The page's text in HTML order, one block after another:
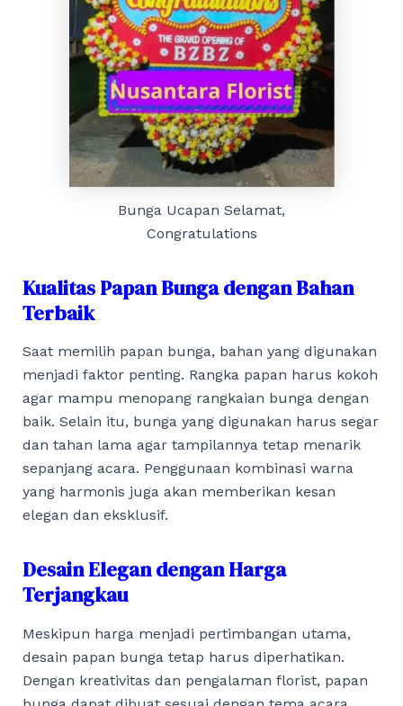
Bunga Ucapan Selamat,
Congratulations
Kualitas Papan Bunga dengan Bahan
Terbaik
Saat memilih papan bunga, bahan yang digunakan
menjadi faktor penting. Rangka papan harus kokoh
agar mampu menopang rangkaian bunga dengan
baik. Selain itu, bunga yang digunakan harus segar
dan tahan lama agar tampilannya tetap menarik
sepanjang acara. Penggunaan kombinasi warna
yang harmonis juga akan memberikan kesan
elegan dan eksklusif.
Desain Elegan dengan Harga
Terjangkau
Meskipun harga menjadi pertimbangan utama,
desain papan bunga tetap harus diperhatikan.
Dengan kreativitas dan pengalaman florist, papan